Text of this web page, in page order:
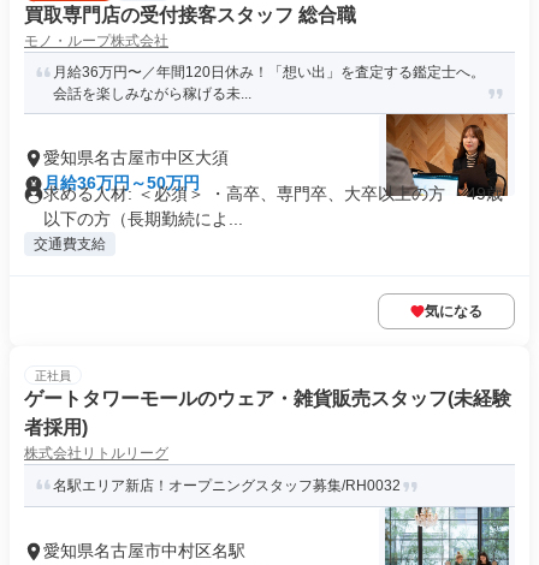
買取専門店の受付接客スタッフ 総合職
モノ・ループ株式会社
月給36万円〜／年間120日休み！「想い出」を査定する鑑定士へ。
会話を楽しみながら稼げる未...
愛知県名古屋市中区大須
月給36万円～50万円
求める人材: ＜必須＞ ・高卒、専門卒、大卒以上の方 ・49歳
以下の方（長期勤続によ...
交通費支給
気になる
正社員
ゲートタワーモールのウェア・雑貨販売スタッフ(未経験
者採用)
株式会社リトルリーグ
名駅エリア新店！オープニングスタッフ募集/RH0032
愛知県名古屋市中村区名駅